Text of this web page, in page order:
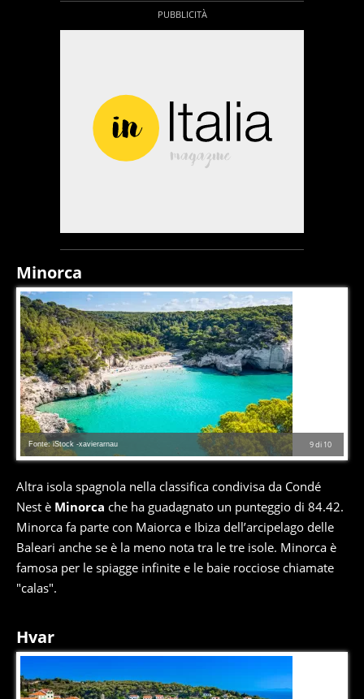
Minorca
9di 10
Fonte: iStock -xavierarnau
Altra isola spagnola nella classifica condivisa da Condé
Nest è Minorca che ha guadagnato un punteggio di 84.42.
Minorca fa parte con Maiorca e Ibiza dell’arcipelago delle
Baleari anche se è la meno nota tra le tre isole. Minorca è
famosa per le spiagge infinite e le baie rocciose chiamate
"calas".
Hvar